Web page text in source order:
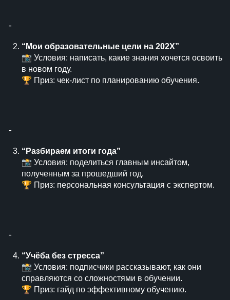
⁃
“Мои образовательные цели на 202X”
📸 Условия: написать, какие знания хочется освоить
в новом году.
🏆 Приз: чек-лист по планированию обучения.
⁃
“Разбираем итоги года”
📸 Условия: поделиться главным инсайтом,
полученным за прошедший год.
🏆 Приз: персональная консультация с экспертом.
⁃
“Учёба без стресса”
📸 Условия: подписчики рассказывают, как они
справляются со сложностями в обучении.
🏆 Приз: гайд по эффективному обучению.